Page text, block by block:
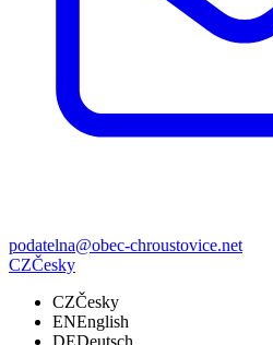
podatelna@obec-chroustovice.net
CZČesky
CZČesky
ENEnglish
DEDeutsch